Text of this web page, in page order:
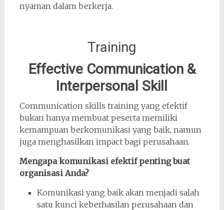
nyaman dalam berkerja.
Training
Effective Communication &
Interpersonal Skill
Communication skills training yang efektif
bukan hanya membuat peserta memiliki
kemampuan berkomunikasi yang baik, namun
juga menghasilkan impact bagi perusahaan.
Mengapa komunikasi efektif penting buat
organisasi Anda?
Komunikasi yang baik akan menjadi salah
satu kunci keberhasilan perusahaan dan